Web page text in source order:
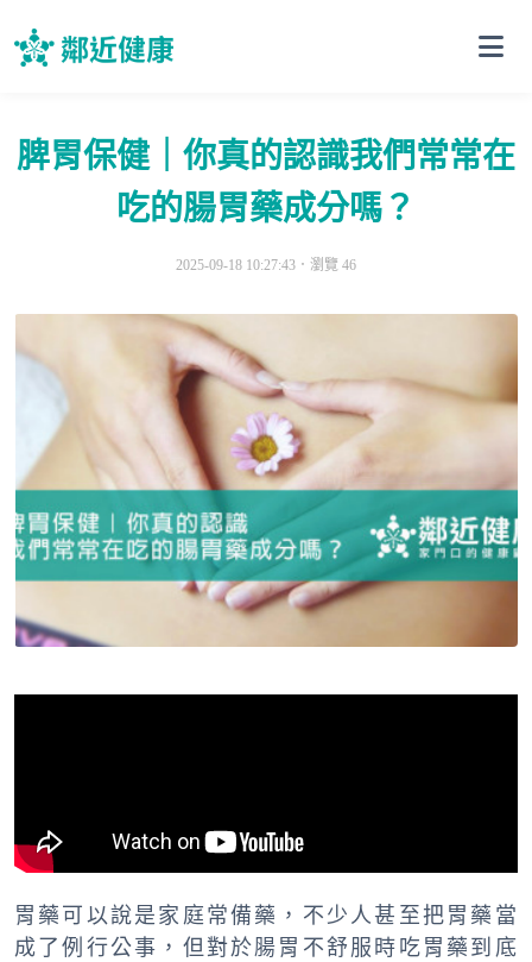
脾胃保健｜你真的認識我們常常在
吃的腸胃藥成分嗎？
2025-09-18 10:27:43． 瀏覽 46
胃藥可以說是家庭常備藥，不少人甚至把胃藥當
成了例行公事，但對於腸胃不舒服時吃胃藥到底